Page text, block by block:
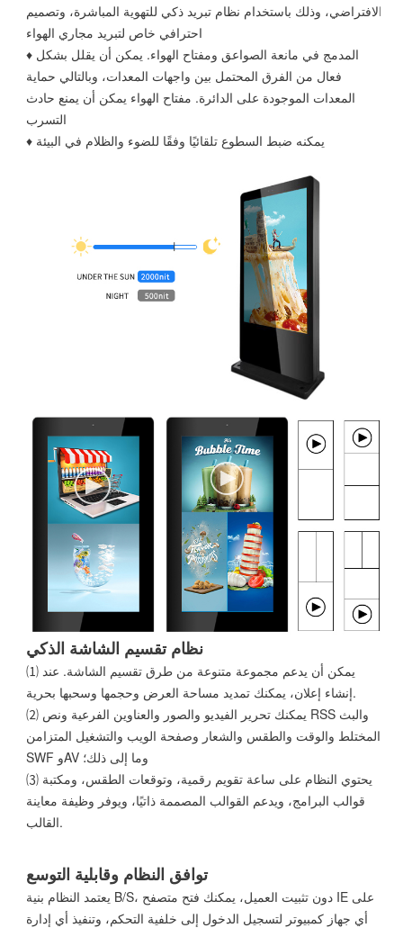
الافتراضي، وذلك باستخدام نظام تبريد ذكي للتهوية المباشرة، وتصميم
احترافي خاص لتبريد مجاري الهواء
♦ المدمج في مانعة الصواعق ومفتاح الهواء. يمكن أن يقلل بشكل
فعال من الفرق المحتمل بين واجهات المعدات، وبالتالي حماية
المعدات الموجودة على الدائرة. مفتاح الهواء يمكن أن يمنع حادث
التسرب
♦ يمكنه ضبط السطوع تلقائيًا وفقًا للضوء والظلام في البيئة
نظام تقسيم الشاشة الذكي
⑴ يمكن أن يدعم مجموعة متنوعة من طرق تقسيم الشاشة. عند
إنشاء إعلان، يمكنك تمديد مساحة العرض وحجمها وسحبها بحرية.
⑵ يمكنك تحرير الفيديو والصور والعناوين الفرعية ونص RSS والبث
المختلط والوقت والطقس والشعار وصفحة الويب والتشغيل المتزامن
SWF وAV وما إلى ذلك؛
⑶ يحتوي النظام على ساعة تقويم رقمية، وتوقعات الطقس، ومكتبة
قوالب البرامج، ويدعم القوالب المصممة ذاتيًا، ويوفر وظيفة معاينة
القالب.
توافق النظام وقابلية التوسع
يعتمد النظام بنية B/S، دون تثبيت العميل، يمكنك فتح متصفح IE على
أي جهاز كمبيوتر لتسجيل الدخول إلى خلفية التحكم، وتنفيذ أي إدارة